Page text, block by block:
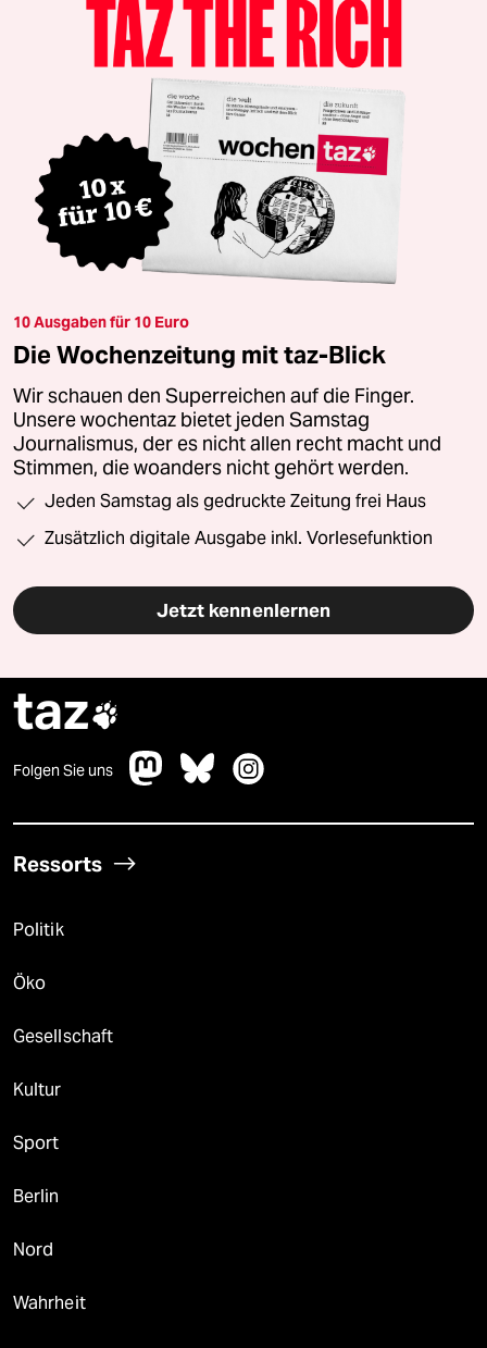
10 Ausgaben für 10 Euro
Die Wochenzeitung mit taz-Blick
Wir schauen den Superreichen auf die Finger.
Unsere wochentaz bietet jeden Samstag
Journalismus, der es nicht allen recht macht und
Stimmen, die woanders nicht gehört werden.
Jeden Samstag als gedruckte Zeitung frei Haus
Zusätzlich digitale Ausgabe inkl. Vorlesefunktion
Jetzt kennenlernen
taz
Folgen Sie uns
Ressorts
Politik
Öko
Gesellschaft
Kultur
Sport
Berlin
Nord
Wahrheit